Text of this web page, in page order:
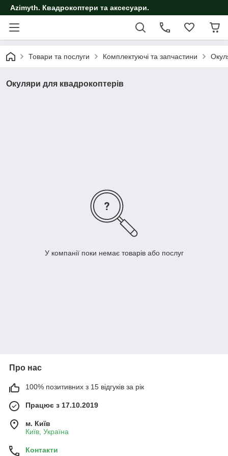
Azimyth. Квадрокоптери та аксесуари.
Товари та послуги Комплектуючі та запчастини
Окуляри для квадрокоптерів
У компанії поки немає товарів або послуг
Про нас
100% позитивних з 15 відгуків за рік
Працює з 17.10.2019
м. Київ
Київ, Україна
Контакти